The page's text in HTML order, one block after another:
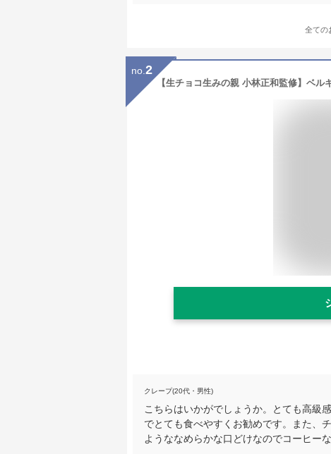
全ての
no. 2
クレープ(20代・男性)
こちらはいかがでしょうか。とても高級
でとても食べやすくお勧めです。また、
ようななめらかな口どけなのでコーヒー